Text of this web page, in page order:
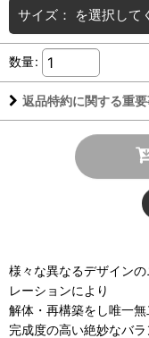
サイズ： を選択して
数量:
返品特約に関する重
様々な異なるデザイン
レーションにより
解体・再構築をし唯一無
完成度の高い絶妙なバラ